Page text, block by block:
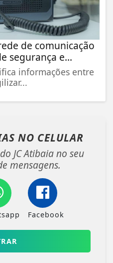
de comunicação
segurança e...
informações entre
NO CELULAR
JC Atibaia no seu
mensagens.
Facebook